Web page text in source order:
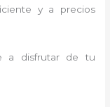
y a precios
a disfrutar de tu